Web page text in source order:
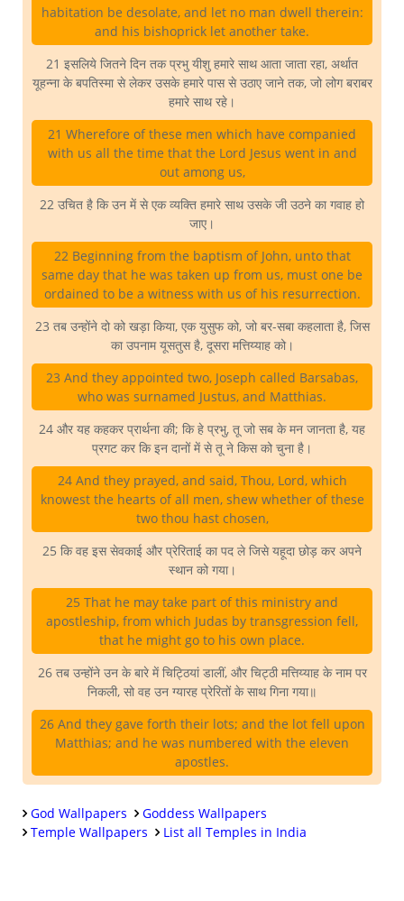
habitation be desolate, and let no man dwell therein:
and his bishoprick let another take.
21 इसलिये जितने दिन तक प्रभु यीशु हमारे साथ आता जाता रहा, अर्थात
यूहन्ना के बपतिस्मा से लेकर उसके हमारे पास से उठाए जाने तक, जो लोग बराबर
हमारे साथ रहे।
21 Wherefore of these men which have companied
with us all the time that the Lord Jesus went in and
out among us,
22 उचित है कि उन में से एक व्यक्ति हमारे साथ उसके जी उठने का गवाह हो
जाए।
22 Beginning from the baptism of John, unto that
same day that he was taken up from us, must one be
ordained to be a witness with us of his resurrection.
23 तब उन्होंने दो को खड़ा किया, एक युसुफ को, जो बर-सबा कहलाता है, जिस
का उपनाम यूसतुस है, दूसरा मत्तिय्याह को।
23 And they appointed two, Joseph called Barsabas,
who was surnamed Justus, and Matthias.
24 और यह कहकर प्रार्थना की; कि हे प्रभु, तू जो सब के मन जानता है, यह
प्रगट कर कि इन दानों में से तू ने किस को चुना है।
24 And they prayed, and said, Thou, Lord, which
knowest the hearts of all men, shew whether of these
two thou hast chosen,
25 कि वह इस सेवकाई और प्रेरिताई का पद ले जिसे यहूदा छोड़ कर अपने
स्थान को गया।
25 That he may take part of this ministry and
apostleship, from which Judas by transgression fell,
that he might go to his own place.
26 तब उन्होंने उन के बारे में चिट्ठियां डालीं, और चिट्ठी मत्तिय्याह के नाम पर
निकली, सो वह उन ग्यारह प्रेरितों के साथ गिना गया॥
26 And they gave forth their lots; and the lot fell upon
Matthias; and he was numbered with the eleven
apostles.
God Wallpapers
Goddess Wallpapers
Temple Wallpapers
List all Temples in India